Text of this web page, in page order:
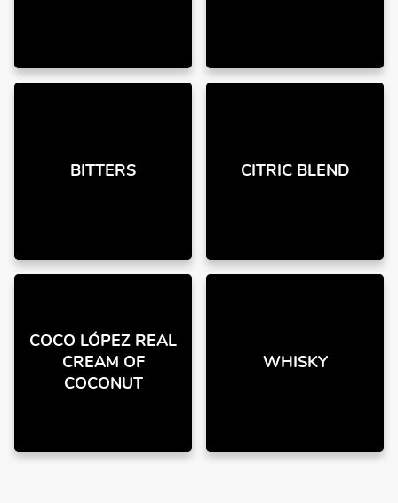
BITTERS CITRIC BLEND
COCO LÓPEZ REAL
CREAM OF
COCONUT
WHISKY